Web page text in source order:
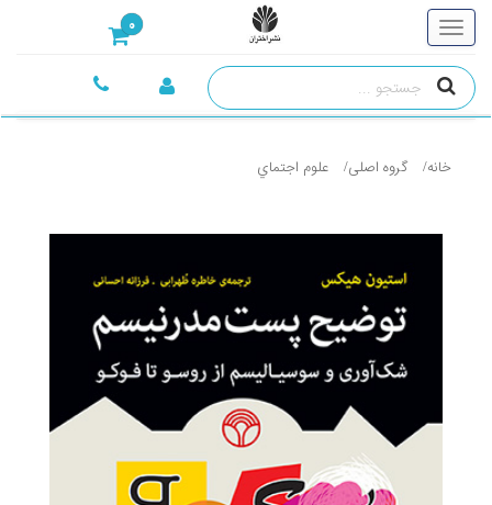
0
خانه گروه اصلی علوم اجتماي